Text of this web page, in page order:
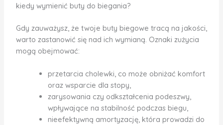
kiedy wymienić buty do biegania?
Gdy zauważysz, że twoje buty biegowe tracą na jakości,
warto zastanowić się nad ich wymianą. Oznaki zużycia
mogą obejmować:
przetarcia cholewki, co może obniżać komfort
oraz wsparcie dla stopy,
zarysowania czy odkształcenia podeszwy,
wpływające na stabilność podczas biegu,
nieefektywną amortyzację, która prowadzi do